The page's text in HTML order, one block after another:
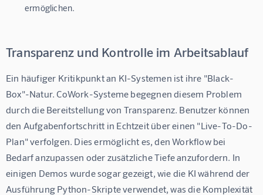
ermöglichen.
Transparenz und Kontrolle im Arbeitsablauf
Ein häufiger Kritikpunkt an KI-Systemen ist ihre "Black-
Box"-Natur. CoWork-Systeme begegnen diesem Problem
durch die Bereitstellung von Transparenz. Benutzer können
den Aufgabenfortschritt in Echtzeit über einen "Live-To-Do-
Plan" verfolgen. Dies ermöglicht es, den Workflow bei
Bedarf anzupassen oder zusätzliche Tiefe anzufordern. In
einigen Demos wurde sogar gezeigt, wie die KI während der
Ausführung Python-Skripte verwendet, was die Komplexität